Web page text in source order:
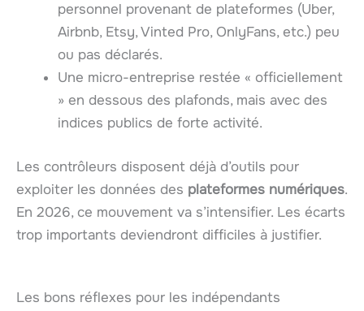
personnel provenant de plateformes (Uber,
Airbnb, Etsy, Vinted Pro, OnlyFans, etc.) peu
ou pas déclarés.
Une micro-entreprise restée « officiellement
» en dessous des plafonds, mais avec des
indices publics de forte activité.
Les contrôleurs disposent déjà d’outils pour
exploiter les données des plateformes numériques.
En 2026, ce mouvement va s’intensifier. Les écarts
trop importants deviendront difficiles à justifier.
Les bons réflexes pour les indépendants